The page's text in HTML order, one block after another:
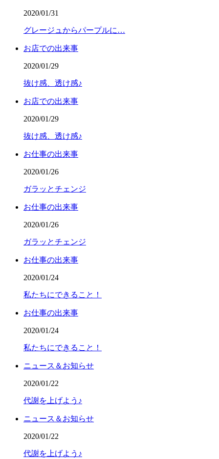
2020/01/31
グレージュからパープルに…
お店での出来事
2020/01/29
抜け感、透け感♪
お店での出来事
2020/01/29
抜け感、透け感♪
お仕事の出来事
2020/01/26
ガラッとチェンジ
お仕事の出来事
2020/01/26
ガラッとチェンジ
お仕事の出来事
2020/01/24
私たちにできること！
お仕事の出来事
2020/01/24
私たちにできること！
ニュース＆お知らせ
2020/01/22
代謝を上げよう♪
ニュース＆お知らせ
2020/01/22
代謝を上げよう♪